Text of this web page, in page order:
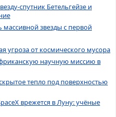
спутник Бетельгейзе и
звезды с первой
угроза от космического мусора
научную миссию в
тепло под поверхностью
врежется в Луну: учёные